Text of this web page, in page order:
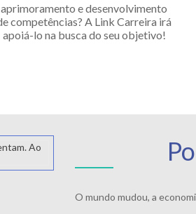
aprimoramento e desenvolvimento
competências? A Link Carreira irá
apoiá-lo na busca do seu objetivo!
O mundo mudou, a